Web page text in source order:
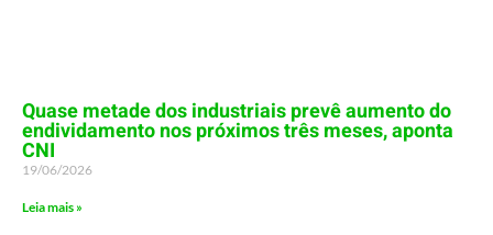
Quase metade dos industriais prevê aumento do
endividamento nos próximos três meses, aponta
CNI
19/06/2026
Leia mais »